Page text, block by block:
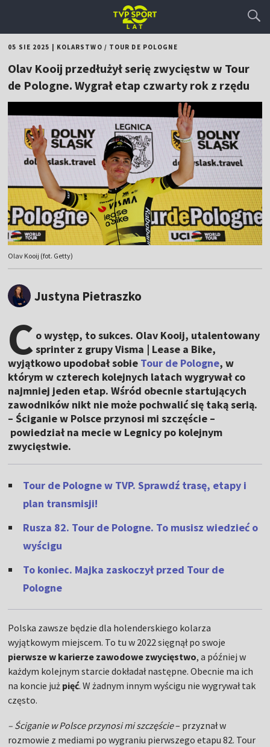
05 SIE 2025 KOLARSTWO / TOUR DE POLOGNE
Olav Kooij przedłużył serię zwycięstw w Tour
de Pologne. Wygrał etap czwarty rok z rzędu
Olav Kooij (fot. Getty)
Justyna Pietraszko
C o występ, to sukces. Olav Kooij, utalentowany
sprinter z grupy Visma | Lease a Bike,
wyjątkowo upodobał sobie Tour de Pologne, w
którym w czterech kolejnych latach wygrywał co
najmniej jeden etap. Wśród obecnie startujących
zawodników nikt nie może pochwalić się taką serią.
– Ściganie w Polsce przynosi mi szczęście –
powiedział na mecie w Legnicy po kolejnym
zwycięstwie.
Tour de Pologne w TVP. Sprawdź trasę, etapy i
plan transmisji!
Rusza 82. Tour de Pologne. To musisz wiedzieć o
wyścigu
To koniec. Majka zaskoczył przed Tour de
Pologne
Polska zawsze będzie dla holenderskiego kolarza
wyjątkowym miejscem. To tu w 2022 sięgnął po swoje
pierwsze w karierze zawodowe zwycięstwo, a później w
każdym kolejnym starcie dokładał następne. Obecnie ma ich
na koncie już pięć. W żadnym innym wyścigu nie wygrywał tak
często.
– Ściganie w Polsce przynosi mi szczęście– przyznał w
rozmowie z mediami po wygraniu pierwszego etapu 82. Tour